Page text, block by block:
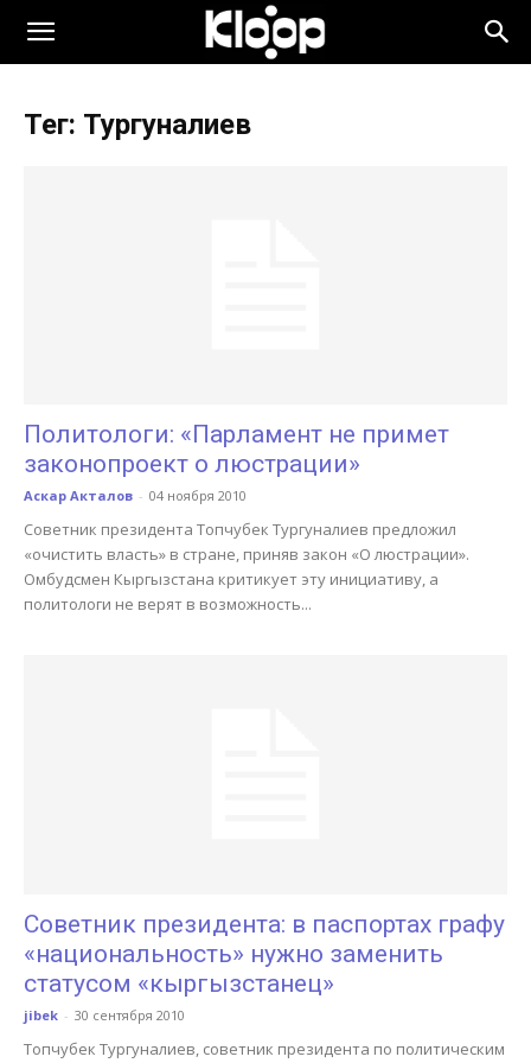
KLOOP.KG
Тег: Тургуналиев
Политологи: «Парламент не примет
законопроект о люстрации»
Аскар Акталов - 04 ноября 2010
Советник президента Топчубек Тургуналиев предложил
«очистить власть» в стране, приняв закон «О люстрации».
Омбудсмен Кыргызстана критикует эту инициативу, а
политологи не верят в возможность...
Советник президента: в паспортах графу
«национальность» нужно заменить
статусом «кыргызстанец»
jibek - 30 сентября 2010
Топчубек Тургуналиев, советник президента по политическим